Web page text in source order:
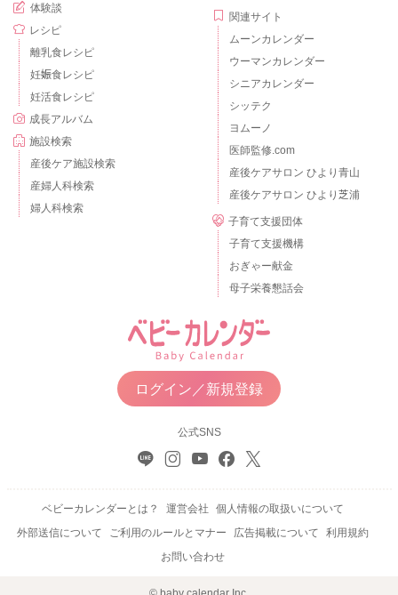
体験談
レシピ
離乳食レシピ
妊娠食レシピ
妊活食レシピ
成長アルバム
施設検索
産後ケア施設検索
産婦人科検索
婦人科検索
関連サイト
ムーンカレンダー
ウーマンカレンダー
シニアカレンダー
シッテク
ヨムーノ
医師監修.com
産後ケアサロン ひより青山
産後ケアサロン ひより芝浦
子育て支援団体
子育て支援機構
おぎゃー献金
母子栄養懇話会
ログイン／新規登録
公式SNS
ベビーカレンダーとは？ 運営会社
個人情報の取扱いについて
外部送信について
ご利用のルールとマナー 広告掲載について
利用規約
お問い合わせ